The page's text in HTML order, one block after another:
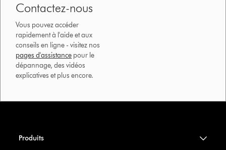
Contactez-nous
Vous pouvez accéder
rapidement à l'aide et aux
conseils en ligne - visitez nos
pages d'assistance pour le
dépannage, des vidéos
explicatives et plus encore.
Produits